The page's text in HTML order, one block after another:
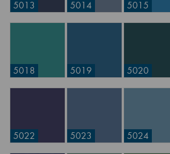
5013 5014 5015
5018 5019 5020
5022 5023 5024